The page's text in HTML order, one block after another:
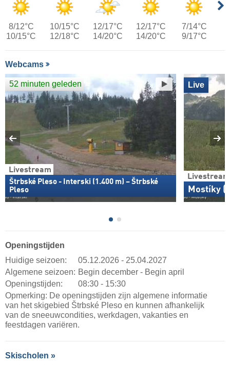
8/12°C
10/15°C
10/15°C
12/18°C
12/17°C
14/20°C
12/17°C
14/20°C
7/14°C
9/17°C
Webcams
Livestream
Štrbské Pleso - Interski (1.400 m) – Štrbské
Pleso
52 minuten geleden
Livestream
Mostíky
Live
Openingstijden
Huidige seizoen:
05.12.2026 - 25.04.2027
Algemene seizoen: Begin december - Begin april
Openingstijden:
08:30 - 15:30
Opmerking: De openingstijden zijn algemene informatie
van het skigebied Štrbské Pleso en kunnen afhankelijk
van de sneeuwcondities, werkdagen, vakanties en
feestdagen variëren.
Skischolen »